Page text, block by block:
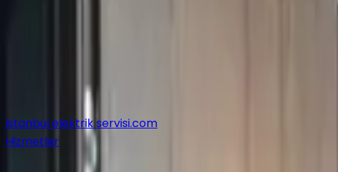
istanbul elektrik servisi.com
Hizmetler